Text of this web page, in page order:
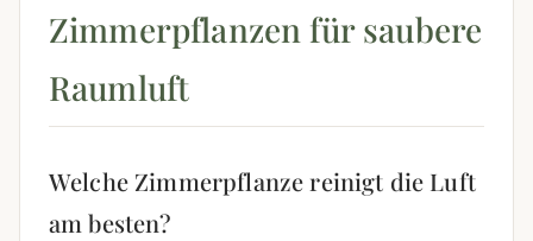
Zimmerpflanzen für saubere
Raumluft
Welche Zimmerpflanze reinigt die Luft
am besten?